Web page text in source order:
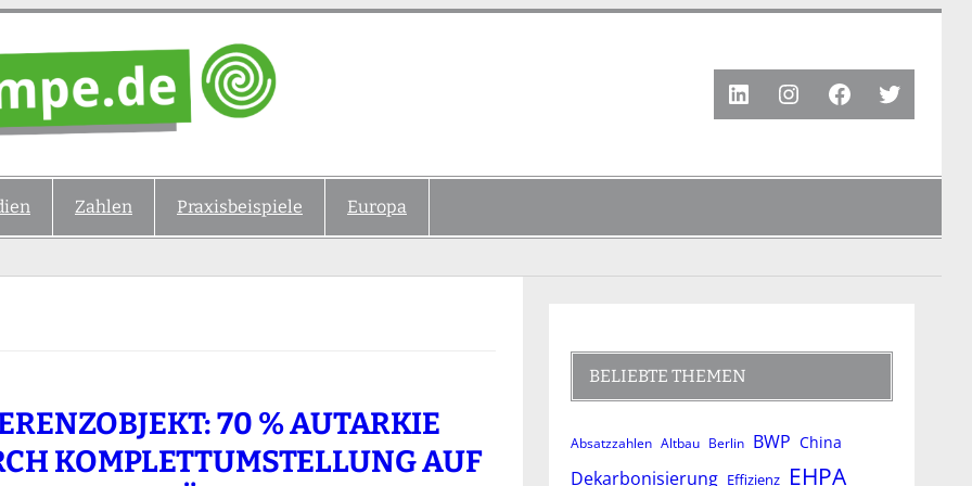
LinkedInInstagram
Facebook
Twitter
Zahlen Praxisbeispiele Europa
70 % AUTARKIE
KOMPLETTUMSTELLUNG AUF
BELIEBTE THEMEN
Absatzzahlen Altbau Berlin BWP China
Dekarbonisierung Effizienz EHPA